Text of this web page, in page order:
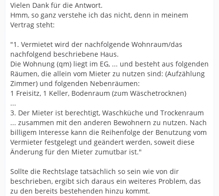
Vielen Dank für die Antwort.
Hmm, so ganz verstehe ich das nicht, denn in meinem
Vertrag steht:
"1. Vermietet wird der nachfolgende Wohnraum/das
nachfolgend beschriebene Haus.
Die Wohnung (qm) liegt im EG, ... und besteht aus folgenden
Räumen, die allein vom Mieter zu nutzen sind: (Aufzählung
Zimmer) und folgenden Nebenräumen:
1 Freisitz, 1 Keller, Bodenraum (zum Wäschetrocknen)
...
3. Der Mieter ist berechtigt, Waschküche und Trockenraum
... zusammen mit den anderen Bewohnern zu nutzen. Nach
billigem Interesse kann die Reihenfolge der Benutzung vom
Vermieter festgelegt und geändert werden, soweit diese
Änderung für den Mieter zumutbar ist."
Sollte die Rechtslage tatsächlich so sein wie von dir
beschrieben, ergibt sich daraus ein weiteres Problem, das
zu den bereits bestehenden hinzu kommt.